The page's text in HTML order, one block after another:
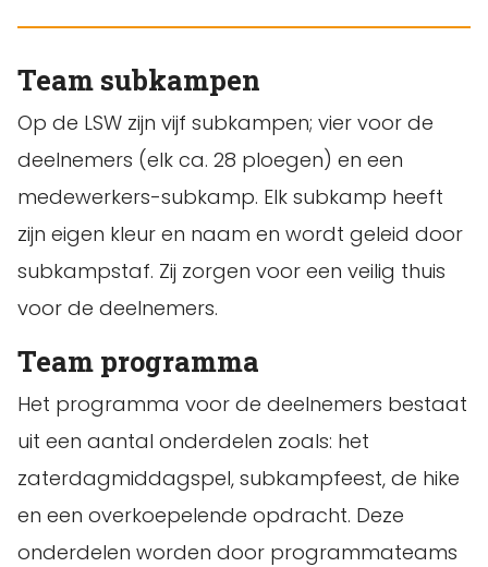
Team subkampen
Op de LSW zijn vijf subkampen; vier voor de
deelnemers (elk ca. 28 ploegen) en een
medewerkers-subkamp. Elk subkamp heeft
zijn eigen kleur en naam en wordt geleid door
subkampstaf. Zij zorgen voor een veilig thuis
voor de deelnemers.
Team programma
Het programma voor de deelnemers bestaat
uit een aantal onderdelen zoals: het
zaterdagmiddagspel, subkampfeest, de hike
en een overkoepelende opdracht. Deze
onderdelen worden door programmateams